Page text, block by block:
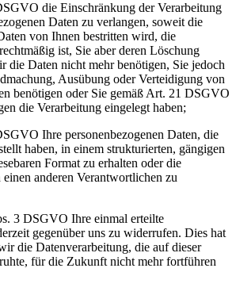
die Einschränkung der Verarbeitung
Daten zu verlangen, soweit die
von Ihnen bestritten wird, die
ist, Sie aber deren Löschung
die Daten nicht mehr benötigen, Sie jedoch
Ausübung oder Verteidigung von
benötigen oder Sie gemäß Art. 21 DSGVO
die Verarbeitung eingelegt haben;
Ihre personenbezogenen Daten, die
haben, in einem strukturierten, gängigen
Format zu erhalten oder die
anderen Verantwortlichen zu
3 DSGVO Ihre einmal erteilte
gegenüber uns zu widerrufen. Dies hat
die Datenverarbeitung, die auf dieser
für die Zukunft nicht mehr fortführen